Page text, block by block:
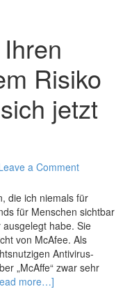
Risiko
jetzt
a Comment
die ich niemals für
für Menschen sichtbar
habe. Sie
von McAfee. Als
Antivirus-
„McAffe“ zwar sehr
more…]